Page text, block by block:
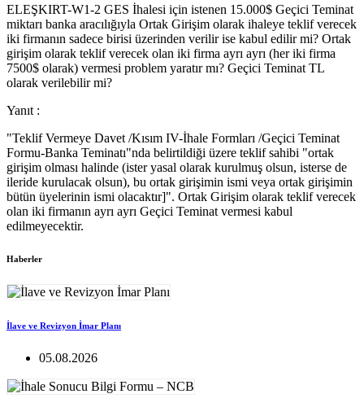
ELEŞKIRT-W1-2 GES İhalesi için istenen 15.000$ Geçici Teminat
miktarı banka aracılığıyla Ortak Girişim olarak ihaleye teklif verecek
iki firmanın sadece birisi üzerinden verilir ise kabul edilir mi? Ortak
girişim olarak teklif verecek olan iki firma ayrı ayrı (her iki firma
7500$ olarak) vermesi problem yaratır mı? Geçici Teminat TL
olarak verilebilir mi?
Yanıt :
"Teklif Vermeye Davet /Kısım IV-İhale Formları /Geçici Teminat
Formu-Banka Teminatı"nda belirtildiği üzere teklif sahibi "ortak
girişim olması halinde (ister yasal olarak kurulmuş olsun, isterse de
ileride kurulacak olsun), bu ortak girişimin ismi veya ortak girişimin
bütün üyelerinin ismi olacaktır]". Ortak Girişim olarak teklif verecek
olan iki firmanın ayrı ayrı Geçici Teminat vermesi kabul
edilmeyecektir.
Haberler
İlave ve Revizyon İmar Planı
05.08.2026